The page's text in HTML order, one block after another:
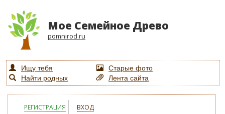
Мое Семейное Древо
pomnirod.ru
Ищу тебя
Старые фото
Найти родных
Лента сайта
РЕГИСТРАЦИЯ ВХОД